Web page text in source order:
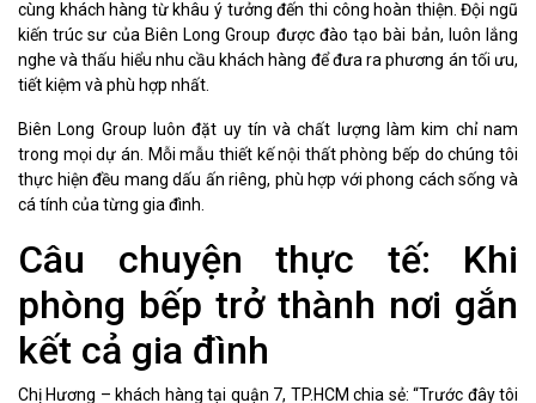
cùng khách hàng từ khâu ý tưởng đến thi công hoàn thiện. Đội ngũ
kiến trúc sư của Biên Long Group được đào tạo bài bản, luôn lắng
nghe và thấu hiểu nhu cầu khách hàng để đưa ra phương án tối ưu,
tiết kiệm và phù hợp nhất.
Biên Long Group luôn đặt uy tín và chất lượng làm kim chỉ nam
trong mọi dự án. Mỗi mẫu thiết kế nội thất phòng bếp do chúng tôi
thực hiện đều mang dấu ấn riêng, phù hợp với phong cách sống và
cá tính của từng gia đình.
Câu chuyện thực tế: Khi
phòng bếp trở thành nơi gắn
kết cả gia đình
Chị Hương – khách hàng tại quận 7, TP.HCM chia sẻ: “Trước đây tôi